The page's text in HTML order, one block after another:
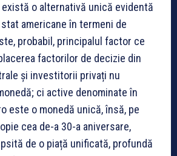
există o alternativă unică evidentă
americane în termeni de
probabil, principalul factor ce
factorilor de decizie din
și investitorii privați nu
ci active denominate în
este o monedă unică, însă, pe
cea de-a 30-a aniversare,
de o piață unificată, profundă